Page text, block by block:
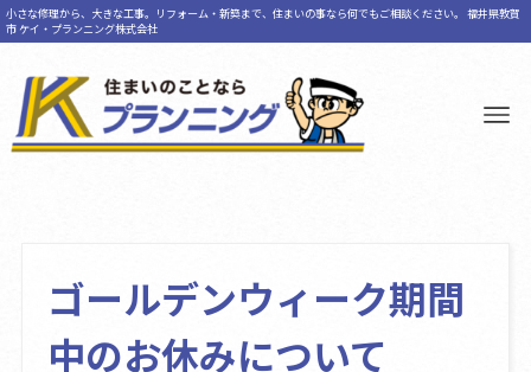
小さな修理から、大きな工事。リフォーム・新築まで、住まいの事なら何でもご相談ください。 福井県敦賀
市 ケイ・プランニング株式会社
ゴールデンウィーク期間
中のお休みについて